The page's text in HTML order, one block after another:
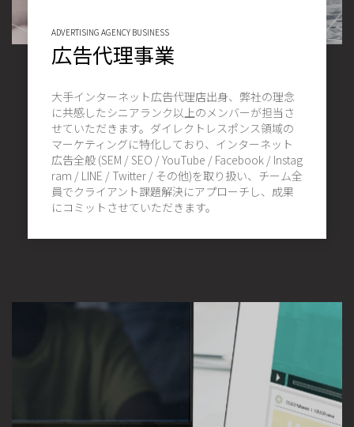
ADVERTISING AGENCY BUSINESS
広告代理事業
大手インターネット広告代理店出身、弊社の理念
に共感したシニアランク以上のメンバーが担当さ
せていただきます。ダイレクトレスポンス領域の
マーケティングに特化しており、インターネット
広告全般 (SEM / SEO / YouTube / Facebook / Instag
ram / LINE / Twitter / その他)を取り扱い、チーム全
員でクライアント課題解決にアプローチし、成果
にコミットさせていただきます。